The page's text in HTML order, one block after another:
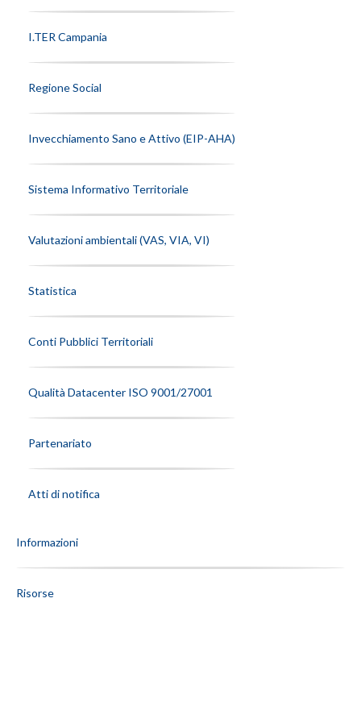
I.TER Campania
Regione Social
Invecchiamento Sano e Attivo (EIP-AHA)
Sistema Informativo Territoriale
Valutazioni ambientali (VAS, VIA, VI)
Statistica
Conti Pubblici Territoriali
Qualità Datacenter ISO 9001/27001
Partenariato
Atti di notifica
Informazioni
Risorse